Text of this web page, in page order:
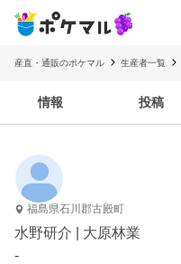
産直・通販のポケマル 生産者一覧
情報 投稿
福島県石川郡古殿町
水野研介 | 大原林業
-